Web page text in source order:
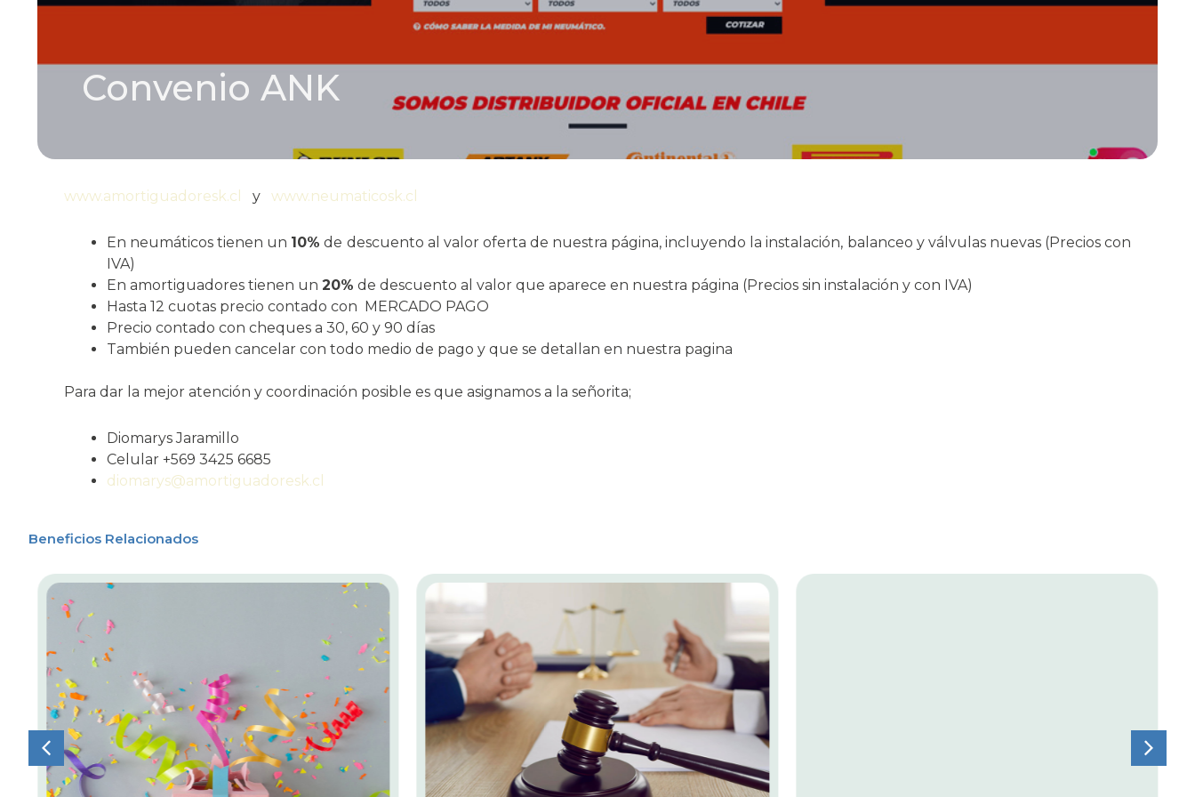
Convenio ANK
www.amortiguadoresk.cl y www.neumaticosk.cl
En neumáticos tienen un 10% de descuento al valor oferta de nuestra página, incluyendo la instalación, balanceo y válvulas nuevas (Precios con
IVA)
En amortiguadores tienen un 20% de descuento al valor que aparece en nuestra página (Precios sin instalación y con IVA)
Hasta 12 cuotas precio contado con MERCADO PAGO
Precio contado con cheques a 30, 60 y 90 días
También pueden cancelar con todo medio de pago y que se detallan en nuestra pagina
Para dar la mejor atención y coordinación posible es que asignamos a la señorita;
Diomarys Jaramillo
Celular +569 3425 6685
diomarys@amortiguadoresk.cl
Beneficios Relacionados